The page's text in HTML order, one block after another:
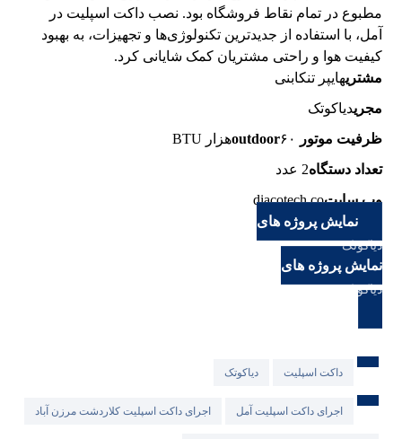
مطبوع در تمام نقاط فروشگاه بود. نصب داکت اسپلیت در
آمل، با استفاده از جدیدترین تکنولوژی‌ها و تجهیزات، به بهبود
کیفیت هوا و راحتی مشتریان کمک شایانی کرد.
مشتریهایپر تنکابنی
مجریدیاکوتک
ظرفیت موتور outdoor
۶۰هزار BTU
تعداد دستگاه2 عدد
وب سایتdiacotech.co
نمایش پروژه های
دیاکوتک
نمایش پروژه های
دیاکوتک
داکت اسپلیت دیاکوتک
اجرای داکت اسپلیت آمل اجرای داکت اسپلیت کلاردشت مرزن آباد